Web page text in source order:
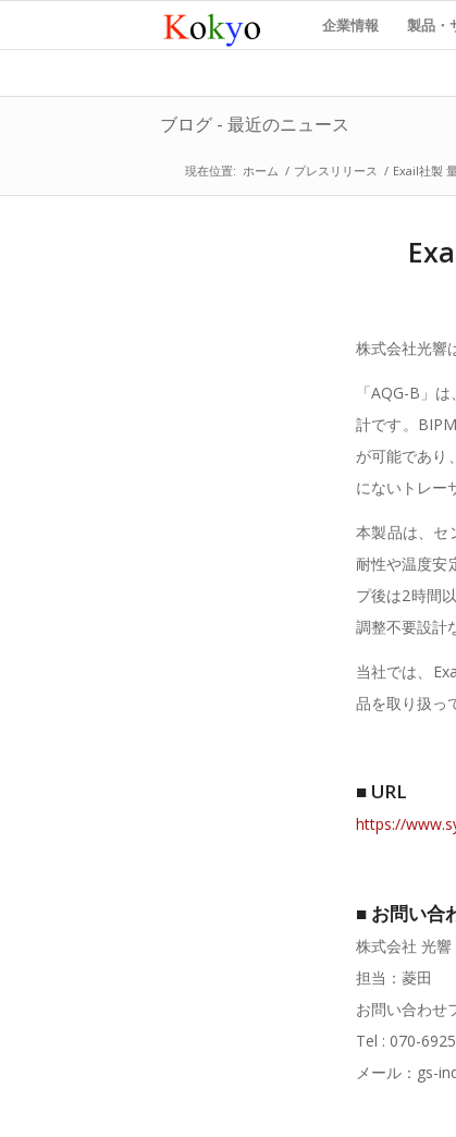
企業情報 製品・
ブログ - 最近のニュース
現在位置: ホーム / プレスリリース / Exail社製
株式会社光響
「AQG-B」
計です。
が可能であり
にないトレー
本製品は、セ
耐性や温度安
プ後は2時間
調整不要設計
当社では、
品を取り扱っ
■ URL
https://
■ お問い合
株式会社 光
担当：菱田
お問い合わせ
Tel : 070-
メール：gs-